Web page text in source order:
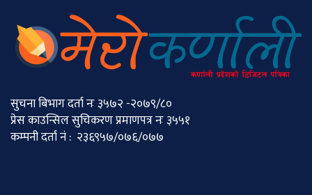
सुचना बिभाग दर्ता नः ३५७२ -२०७९/८०
प्रेस काउन्सिल सुचिकरण प्रमाणपत्र नः ३५५१
कम्पनी दर्ता नं : २३६९५७/०७६/०७७